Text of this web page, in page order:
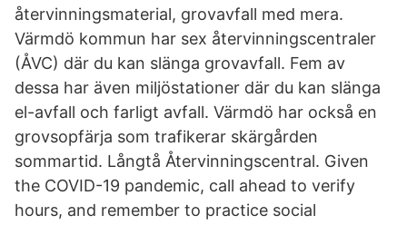
återvinningsmaterial, grovavfall med mera.
Värmdö kommun har sex återvinningscentraler
(ÅVC) där du kan slänga grovavfall. Fem av
dessa har även miljöstationer där du kan slänga
el-avfall och farligt avfall. Värmdö har också en
grovsopfärja som trafikerar skärgården
sommartid. Långtå Återvinningscentral. Given
the COVID-19 pandemic, call ahead to verify
hours, and remember to practice social